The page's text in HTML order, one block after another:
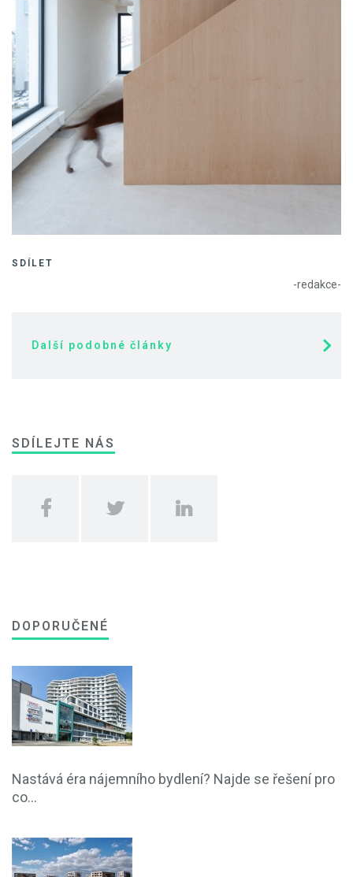
-redakce-
SDÍLET
Další podobné články
SDÍLEJTE NÁS
DOPORUČENÉ
Nastává éra nájemního bydlení? Najde se řešení pro
co...